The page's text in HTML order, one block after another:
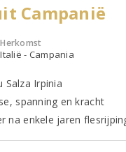
Campanië
Herkomst
Italië - Campania
Salza Irpinia
spanning en kracht
na enkele jaren